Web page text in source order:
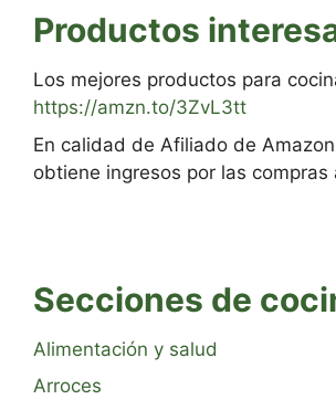
Productos
Los mejores productos para
https://amzn.to/3ZvL3tt
En calidad de Afiliado de
obtiene ingresos por las compras
Secciones de
Alimentación y salud
Arroces